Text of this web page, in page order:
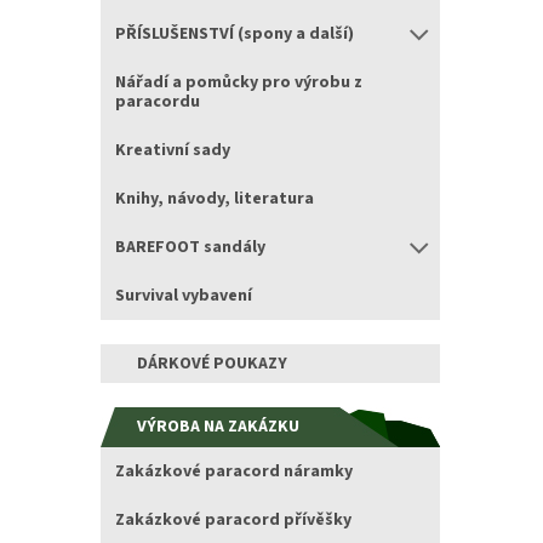
PŘÍSLUŠENSTVÍ (spony a další)
Nářadí a pomůcky pro výrobu z
paracordu
Kreativní sady
Knihy, návody, literatura
BAREFOOT sandály
Survival vybavení
DÁRKOVÉ POUKAZY
VÝROBA NA ZAKÁZKU
Zakázkové paracord náramky
Zakázkové paracord přívěšky